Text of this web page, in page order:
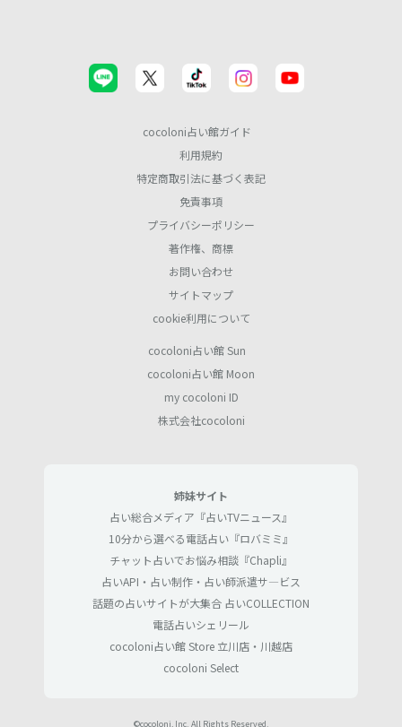
cocoloni占い館ガイド
利用規約
特定商取引法に基づく表記
免責事項
プライバシーポリシー
著作権、商標
お問い合わせ
サイトマップ
cookie利用について
cocoloni占い館 Sun
cocoloni占い館 Moon
my cocoloni ID
株式会社cocoloni
姉妹サイト
占い総合メディア『占いTVニュース』
10分から選べる電話占い『ロバミミ』
チャット占いでお悩み相談『Chapli』
占いAPI・占い制作・占い師派遣サ―ビス
話題の占いサイトが大集合 占いCOLLECTION
電話占いシェリール
cocoloni占い館 Store 立川店・川越店
cocoloni Select
©cocoloni, Inc. All Rights Reserved.